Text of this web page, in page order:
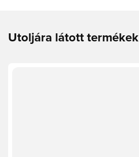
Utoljára látott termékek